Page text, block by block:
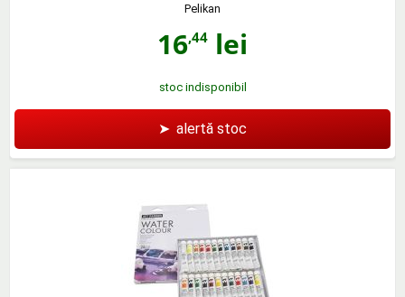
Pelikan
16,44 lei
stoc indisponibil
➤ alertă stoc